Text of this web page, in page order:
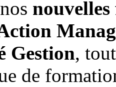
Gestion,
de